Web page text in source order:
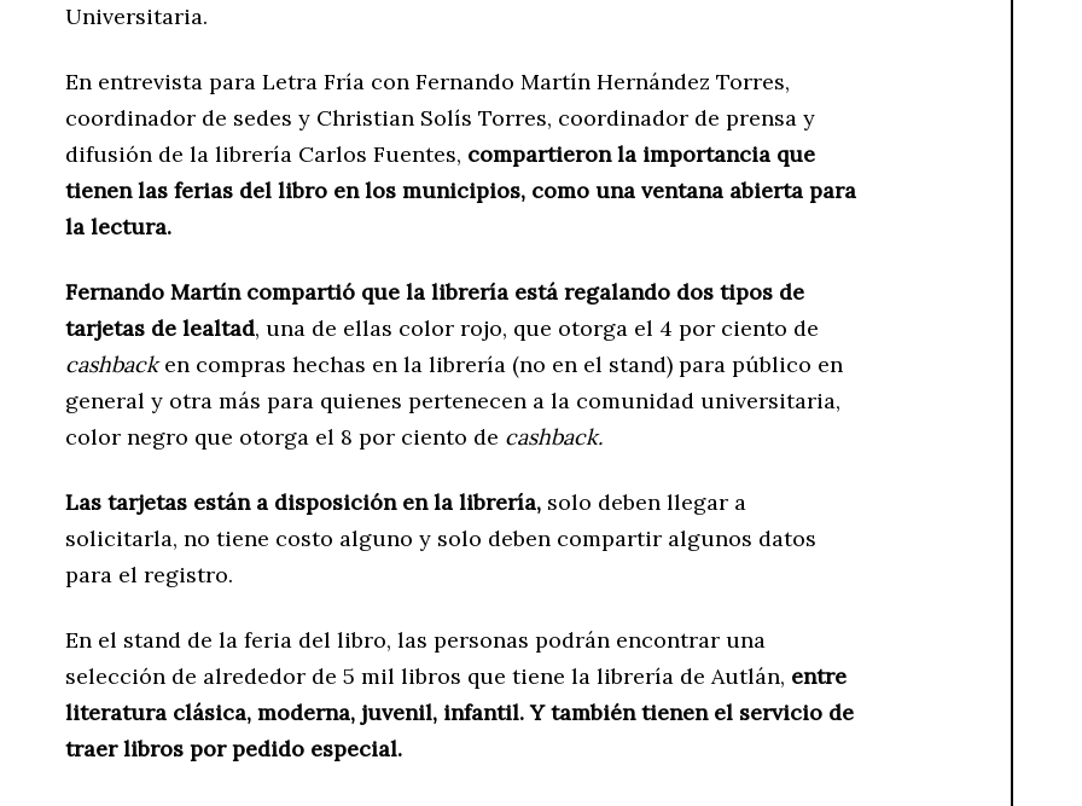
Universitaria.
En entrevista para Letra Fría con Fernando Martín Hernández Torres,
coordinador de sedes y Christian Solís Torres, coordinador de prensa y
difusión de la librería Carlos Fuentes, compartieron la importancia que
tienen las ferias del libro en los municipios, como una ventana abierta para
la lectura.
Fernando Martín compartió que la librería está regalando dos tipos de
tarjetas de lealtad, una de ellas color rojo, que otorga el 4 por ciento de
cashbacken compras hechas en la librería (no en el stand) para público en
general y otra más para quienes pertenecen a la comunidad universitaria,
color negro que otorga el 8 por ciento de cashback.
Las tarjetas están a disposición en la librería, solo deben llegar a
solicitarla, no tiene costo alguno y solo deben compartir algunos datos
para el registro.
En el stand de la feria del libro, las personas podrán encontrar una
selección de alrededor de 5 mil libros que tiene la librería de Autlán, entre
literatura clásica, moderna, juvenil, infantil. Y también tienen el servicio de
traer libros por pedido especial.